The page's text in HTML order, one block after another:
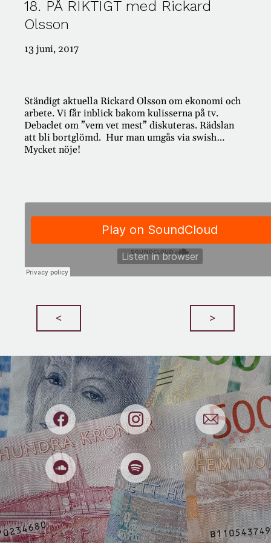
18. PÅ RIKTIGT med Rickard
Olsson
13 juni, 2017
Ständigt aktuella Rickard Olsson om ekonomi och
arbete. Vi får inblick bakom kulisserna på tv.
Debaclet om ”vem vet mest” diskuteras. Rädslan
att bli bortglömd. Hur man umgås via swish…
Mycket nöje!
< >
#421: PÅ RIKTIGT – Passion för pension!
#419: PÅ RIKTIGT med Klas Hallberg
Kategorier
Appar
Arbete
Auktioner
Barn
Bedrägerier
Beslut
Beteenden
Bilar
Boende
Börsen
Bostadsmarknaden
Budget
Budgivningar
Buffert
Cookies
Deep Fake
Deklaration
Djur
Dricks
Dumpstring
E-handel
Effektivitet
El
Elitidrott